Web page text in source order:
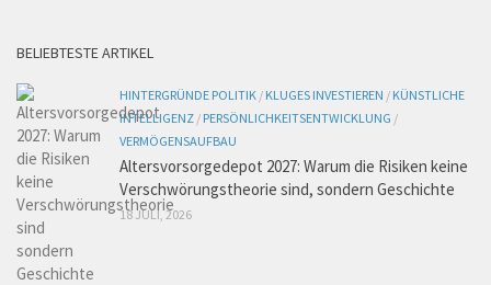
BELIEBTESTE ARTIKEL
HINTERGRÜNDE POLITIK / KLUGES INVESTIEREN / KÜNSTLICHE
INTELLIGENZ / PERSÖNLICHKEITSENTWICKLUNG /
VERMÖGENSAUFBAU
Altersvorsorgedepot 2027: Warum die Risiken keine
Verschwörungstheorie sind, sondern Geschichte
18 JULI, 2026